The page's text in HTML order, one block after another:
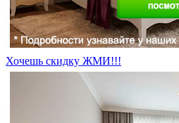
Хочешь скидку ЖМИ!!!